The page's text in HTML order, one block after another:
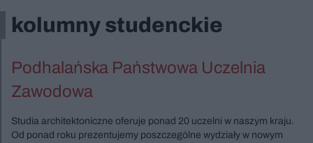
kolumny studenckie
Podhalańska Państwowa Uczelnia
Zawodowa
Studia architektoniczne oferuje ponad 20 uczelni w naszym kraju.
Od ponad roku prezentujemy poszczególne wydziały w nowym